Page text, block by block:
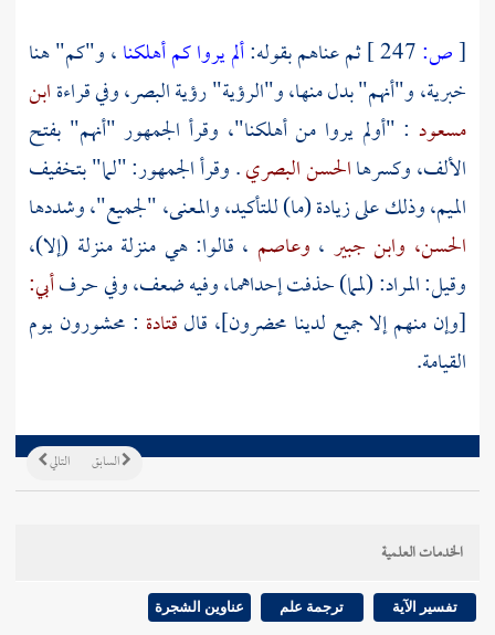
[ص: ثم عناهم بقوله:ألم يروا كم أهلكنا، و"كم" هنا
خبرية، و"أنهم" بدل منها، و"الرؤية" رؤية البصر، وفي قراءةابن
مسعود : "أولم يروا من أهلكنا"، وقرأ الجمهور "أنهم" بفتح
الألف، وكسرهاالحسن البصري. وقرأ الجمهور: "لما" بتخفيف
الميم، وذلك على زيادة (ما) للتأكيد، والمعنى، "لجميع"، وشددها
الحسن، وابن جبير ، وعاصم ، قالوا: هي منزلة منزلة (إلا)،
وقيل: المراد: (لمما) حذفت إحداهما، وفيه ضعف، وفي حرفأبي:
[وإن منهم إلا جميع لدينا محضرون]، قالقتادة : محشورون يوم
القيامة.
التالي السابق
الخدمات العلمية
تفسير الآية ترجمة علم عناوين الشجرة